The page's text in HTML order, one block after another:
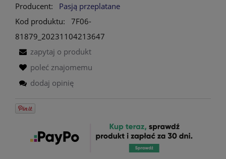
Producent:
Pasją przeplatane
Kod produktu:
7F06-
81879_20231104213647
zapytaj o produkt
poleć znajomemu
dodaj opinię